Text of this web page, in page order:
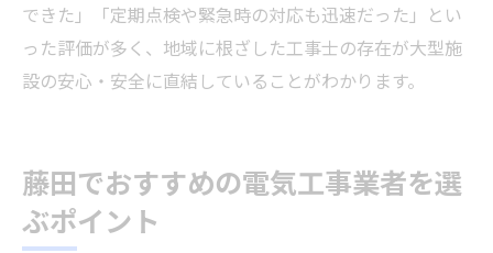
できた」「定期点検や緊急時の対応も迅速だった」とい
った評価が多く、地域に根ざした工事士の存在が大型施
設の安心・安全に直結していることがわかります。
藤田でおすすめの電気工事業者を選
ぶポイント